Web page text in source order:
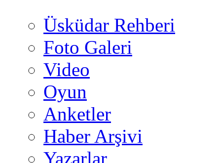
Üsküdar Rehberi
Foto Galeri
Video
Oyun
Anketler
Haber Arşivi
Yazarlar